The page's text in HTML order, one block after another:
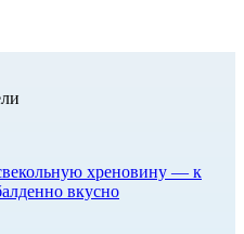
хреновину — к
вкусно